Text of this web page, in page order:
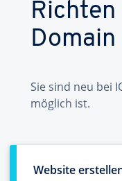
Richten
Domain
Sie sind neu bei
möglich ist.
Website